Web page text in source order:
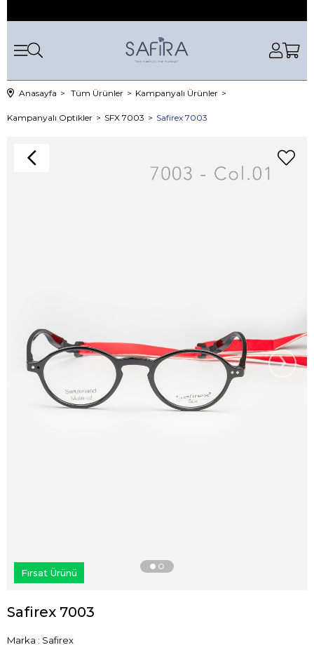
Anasayfa Tüm Ürünler Kampanyalı Ürünler
Kampanyalı Optikler SFX 7003 Safirex 7003
›
Fırsat Ürünü
Safirex 7003
Marka : Safirex